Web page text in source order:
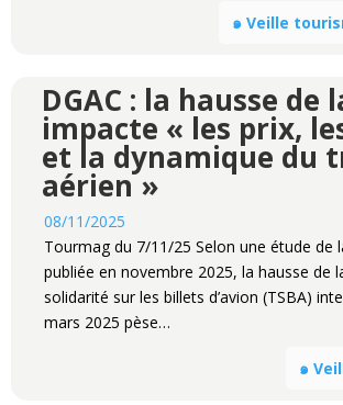
๑ Veille
DGAC : la hausse de
impacte « les prix,
et la dynamique du
aérien »
08/11/2025
Tourmag du 7/11/25 Selon une étude de
publiée en novembre 2025, la hausse de
solidarité sur les billets d’avion (TSBA)
mars 2025 pèse…
๑